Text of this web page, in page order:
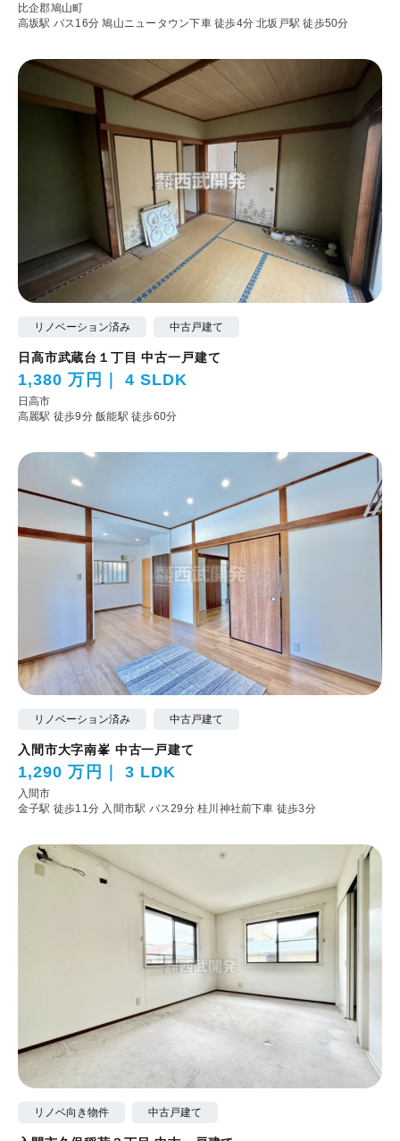
比企郡鳩山町
高坂駅 バス16分 鳩山ニュータウン下車 徒歩4分北坂戸駅 徒歩50分
リノベーション済み 中古戸建て
日高市武蔵台１丁目 中古一戸建て
1,380 万円 4 SLDK
日高市
高麗駅 徒歩9分飯能駅 徒歩60分
リノベーション済み 中古戸建て
入間市大字南峯 中古一戸建て
1,290 万円 3 LDK
入間市
金子駅 徒歩11分 入間市駅 バス29分 桂川神社前下車 徒歩3分
リノベ向き物件 中古戸建て